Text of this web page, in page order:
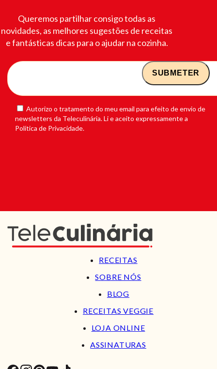
Queremos partilhar consigo todas as
novidades, as melhores sugestões de receitas
e fantásticas dicas para o ajudar na cozinha.
Autorizo o tratamento do meu email para efeito de envio de
newsletters da Teleculinária. Li e aceito expressamente a
Política de Privacidade.
RECEITAS
SOBRE NÓS
BLOG
RECEITAS VEGGIE
LOJA ONLINE
ASSINATURAS